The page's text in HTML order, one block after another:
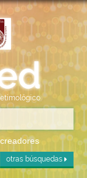
otras búsquedas